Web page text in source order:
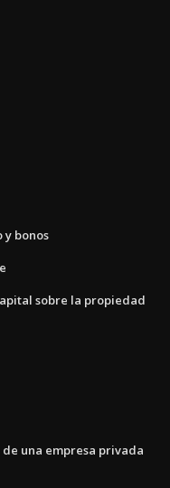
y bonos
sobre la propiedad
una empresa privada